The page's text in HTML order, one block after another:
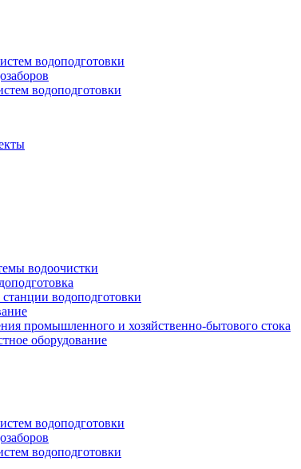
водоподготовки
водоподготовки
водоочистки
водоподготовки
промышленного и хозяйственно-бытового стока
оборудование
водоподготовки
водоподготовки